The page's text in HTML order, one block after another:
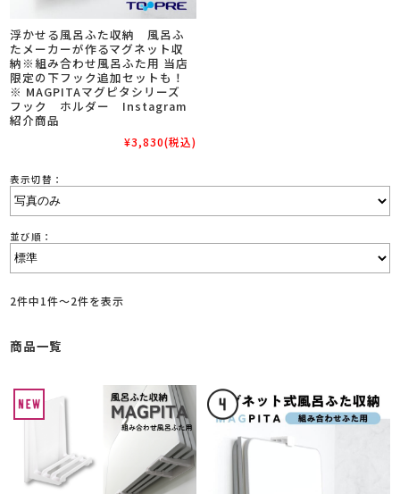
浮かせる風呂ふた収納 風呂ふ
たメーカーが作るマグネット収
納※組み合わせ風呂ふた用 当店
限定の下フック追加セットも！
※ MAGPITAマグピタシリーズ
フック ホルダー Instagram
紹介商品
¥3,830(税込)
表示切替：
並び順：
2件中1件～2件を表示
商品一覧